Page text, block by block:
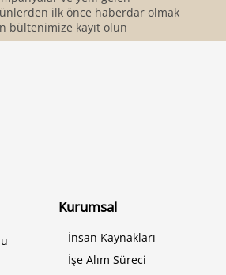
ilk önce haberdar olmak
bültenimize kayıt olun
Kurumsal
İnsan Kaynakları
İşe Alım Süreci